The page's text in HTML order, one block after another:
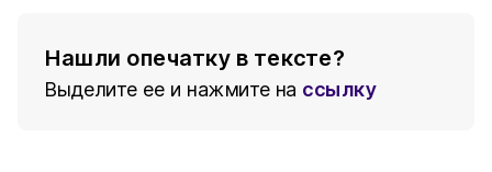
Нашли опечатку в тексте?
Выделите ее и нажмите на ссылку